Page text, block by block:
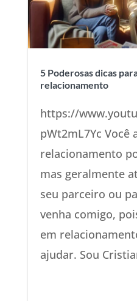
5 Poderosas dicas
relacionamento
https://
pWt2mL7Yc Você
relacionamento
mas geralmente
seu parceiro ou
venha comigo,
em
ajudar. Sou